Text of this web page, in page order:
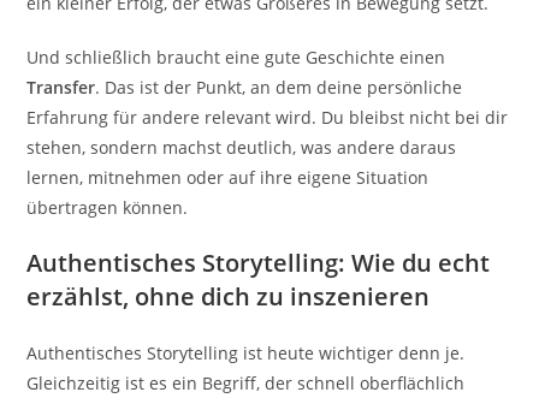
Und schließlich braucht eine gute Geschichte einen
Transfer. Das ist der Punkt, an dem deine persönliche
Erfahrung für andere relevant wird. Du bleibst nicht bei dir
stehen, sondern machst deutlich, was andere daraus
lernen, mitnehmen oder auf ihre eigene Situation
übertragen können.
Authentisches Storytelling: Wie du echt
erzählst, ohne dich zu inszenieren
Authentisches Storytelling ist heute wichtiger denn je.
Gleichzeitig ist es ein Begriff, der schnell oberflächlich